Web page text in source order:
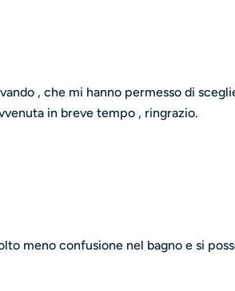
, che mi hanno permesso di
in breve tempo , ringrazio.
meno confusione nel bagno e si